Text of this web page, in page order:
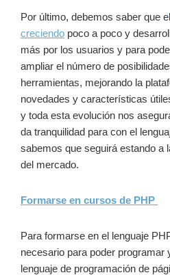
Por último, debemos saber que el
creciendo poco a poco y
más por los usuarios y para
ampliar el número de
herramientas, mejorando la
novedades y características
y toda esta evolución nos
da tranquilidad para con el
sabemos que seguirá estando a
del mercado.
Formarse en cursos de PHP
Para formarse en el lenguaje
necesario para poder programar
lenguaje de programación de